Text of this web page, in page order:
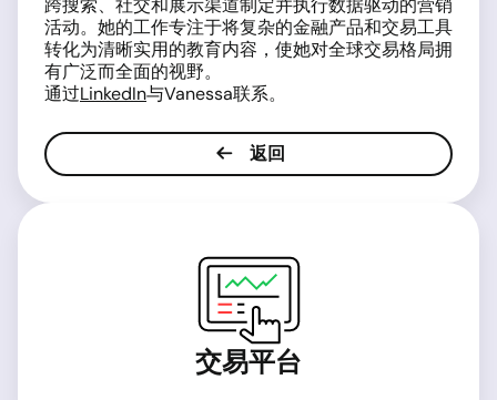
活动。她的工作专注于将复杂的金融产品和交易工具
转化为清晰实用的教育内容，使她对全球交易格局拥
有广泛而全面的视野。
通过LinkedIn与Vanessa联系。
返回
交易平台